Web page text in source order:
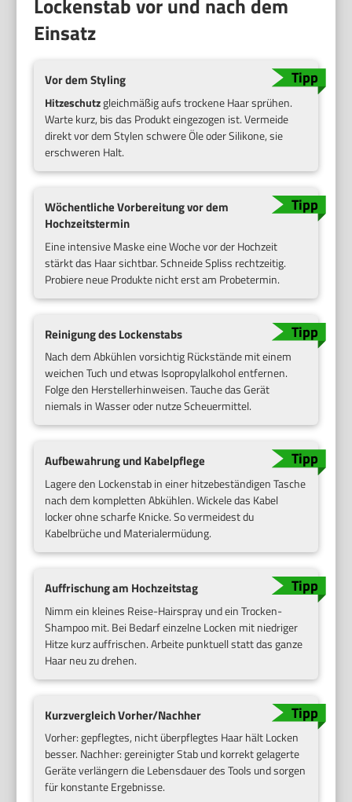
Lockenstab vor und nach dem
Einsatz
Vor dem Styling
Hitzeschutzgleichmäßig aufs trockene Haar sprühen.
Warte kurz, bis das Produkt eingezogen ist. Vermeide
direkt vor dem Stylen schwere Öle oder Silikone, sie
erschweren Halt.
Wöchentliche Vorbereitung vor dem
Hochzeitstermin
Eine intensive Maske eine Woche vor der Hochzeit
stärkt das Haar sichtbar. Schneide Spliss rechtzeitig.
Probiere neue Produkte nicht erst am Probetermin.
Reinigung des Lockenstabs
Nach dem Abkühlen vorsichtig Rückstände mit einem
weichen Tuch und etwas Isopropylalkohol entfernen.
Folge den Herstellerhinweisen. Tauche das Gerät
niemals in Wasser oder nutze Scheuermittel.
Aufbewahrung und Kabelpflege
Lagere den Lockenstab in einer hitzebeständigen Tasche
nach dem kompletten Abkühlen. Wickele das Kabel
locker ohne scharfe Knicke. So vermeidest du
Kabelbrüche und Materialermüdung.
Auffrischung am Hochzeitstag
Nimm ein kleines Reise-Hairspray und ein Trocken-
Shampoo mit. Bei Bedarf einzelne Locken mit niedriger
Hitze kurz auffrischen. Arbeite punktuell statt das ganze
Haar neu zu drehen.
Kurzvergleich Vorher/Nachher
Vorher: gepflegtes, nicht überpflegtes Haar hält Locken
besser. Nachher: gereinigter Stab und korrekt gelagerte
Geräte verlängern die Lebensdauer des Tools und sorgen
für konstante Ergebnisse.